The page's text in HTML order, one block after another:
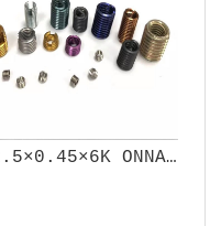
ST2.5×0.45×6K ONNA 技术无尾钢丝螺套 细牙螺纹护套嵌件